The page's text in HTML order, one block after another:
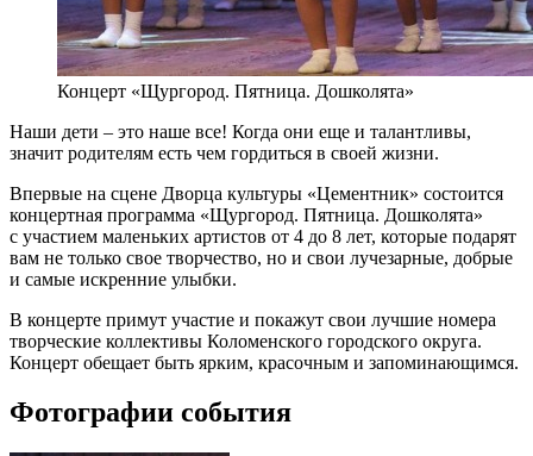
Концерт «Щургород. Пятница. Дошколята»
Наши дети – это наше все! Когда они еще и талантливы,
значит родителям есть чем гордиться в своей жизни.
Впервые на сцене Дворца культуры «Цементник» состоится
концертная программа «Щургород. Пятница. Дошколята»
с участием маленьких артистов от 4 до 8 лет, которые подарят
вам не только свое творчество, но и свои лучезарные, добрые
и самые искренние улыбки.
В концерте примут участие и покажут свои лучшие номера
творческие коллективы Коломенского городского округа.
Концерт обещает быть ярким, красочным и запоминающимся.
Фотографии события